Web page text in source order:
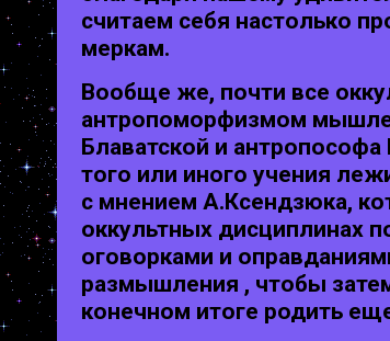
считаем себя настолько
меркам.
Вообще же, почти все
антропоморфизмом
Блаватской и
того или иного учения
с мнением А.Ксендзюка,
оккультных дисциплинах
оговорками и
размышления , чтобы
конечном итоге родить